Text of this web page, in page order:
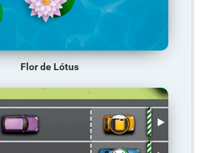
Flor de Lótus